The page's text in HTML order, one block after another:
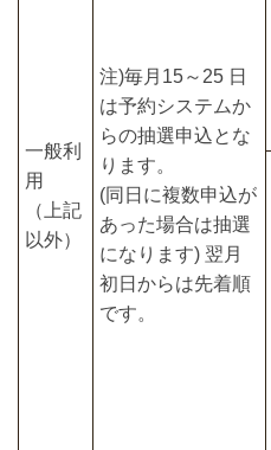
一般利
用
（上記
以外）
注)毎月15～25 日
は予約システムか
らの抽選申込とな
ります。
(同日に複数申込が
あった場合は抽選
になります) 翌月
初日からは先着順
です。